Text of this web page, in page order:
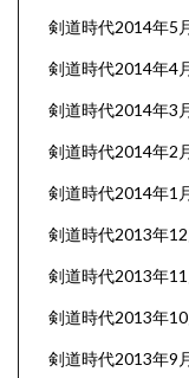
剣道時代2014年5
剣道時代2014年4
剣道時代2014年3
剣道時代2014年2
剣道時代2014年1
剣道時代2013年
剣道時代2013年
剣道時代2013年
剣道時代2013年9